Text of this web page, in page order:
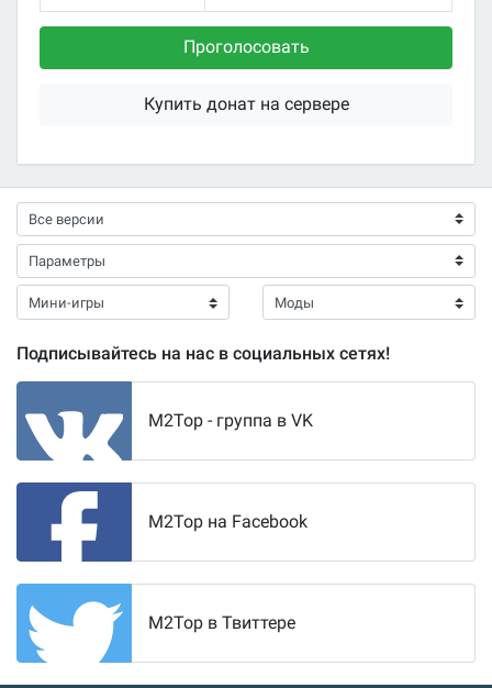
Проголосовать
Купить донат на сервере
Подписывайтесь на нас в социальных сетях!
M2Top - группа в VK
M2Top на Facebook
M2Top в Твиттере